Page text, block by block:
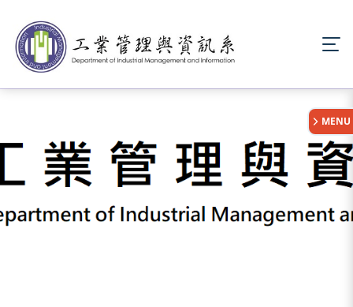
:::
MENU